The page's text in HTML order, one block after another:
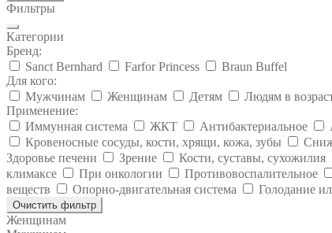
Фильтры
Категории
Бренд:
Sanct Bernhard
Farfor Princess
Braun Buffel
Для кого:
Мужчинам
Женщинам Детям Людям в
Применение:
Иммунная система
ЖКТ Антибактериальное
Кровеносные сосуды, кости, хрящи, кожа, зубы
Здоровье печени
Зрение Кости, суставы, сухожилия
климаксе
При онкологии Противовоспалительное
веществ
Опорно-двигательная система Голодание
Очистить фильтр
Женщинам